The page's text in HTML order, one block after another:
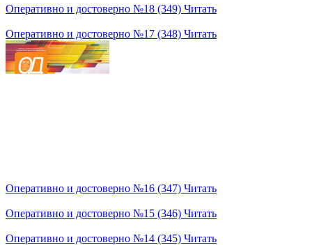
Оперативно и достоверно №18 (349) Читать
Оперативно и достоверно №17 (348) Читать
Оперативно и достоверно №16 (347) Читать
Оперативно и достоверно №15 (346) Читать
Оперативно и достоверно №14 (345) Читать